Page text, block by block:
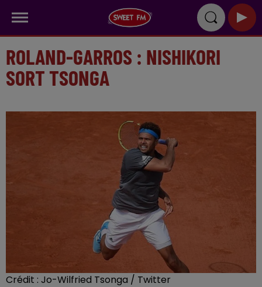
ROLAND-GARROS : NISHIKORI
SORT TSONGA
Crédit : Jo-Wilfried Tsonga / Twitter